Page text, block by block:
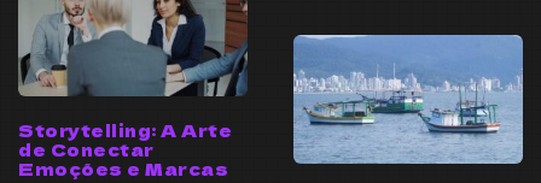
Storytelling: A Arte
de Conectar
Emoções e Marcas